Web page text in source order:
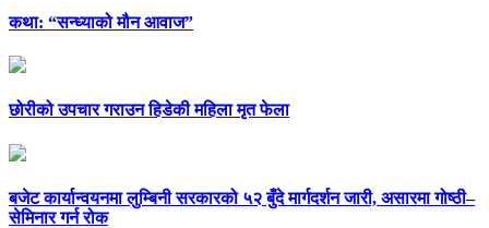
कथा: “सन्ध्याको मौन आवाज”
छोरीको उपचार गराउन हिडेकी महिला मृत फेला
बजेट कार्यान्वयनमा लुम्बिनी सरकारको ५२ बुँदे मार्गदर्शन जारी, असारमा गोष्ठी–
सेमिनार गर्न रोक